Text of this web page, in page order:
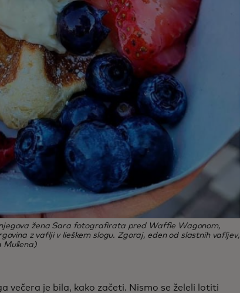
žena Sara fotografirata pred Waffle Wagonom,
z vaflji v lieškem slogu. Zgoraj, eden od slastnih vafljev,
Mullena)
večera je bila, kako začeti. Nismo se želeli lotiti